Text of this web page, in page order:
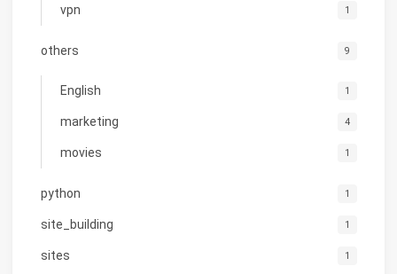
vpn 1
others 9
English 1
marketing 4
movies 1
python 1
site_building 1
sites 1